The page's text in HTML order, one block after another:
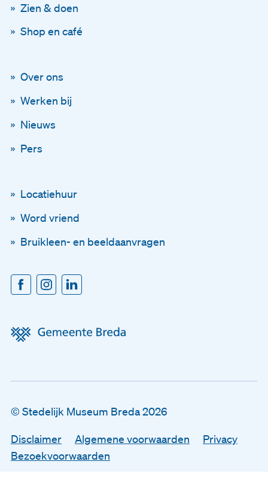
Privacy
Bezoekvoorwaarden
Zien & doen
Shop en café
Over ons
Werken bij
Nieuws
Pers
Locatiehuur
Word vriend
Bruikleen- en beeldaanvragen
© Stedelijk Museum Breda 2026
Disclaimer Algemene voorwaarden
Privacy
Bezoekvoorwaarden
Via onze nieuwsbrief
Voornaam
Achternaam